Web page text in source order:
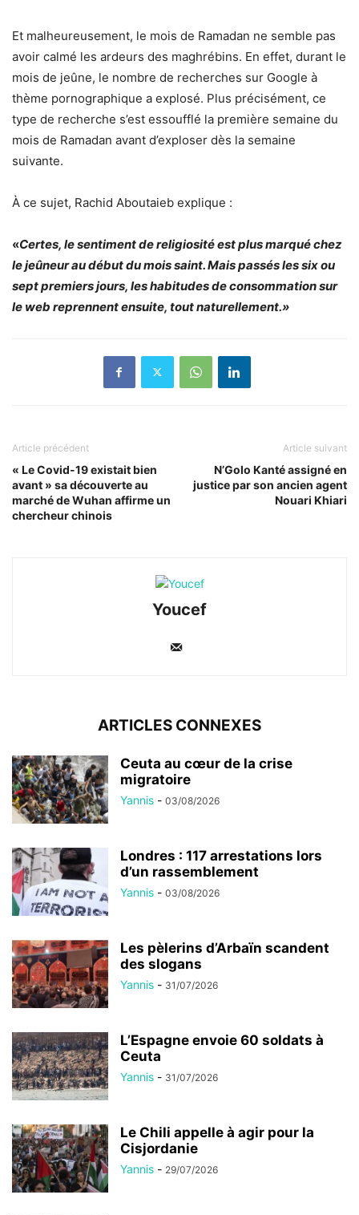
Et malheureusement, le mois de Ramadan ne semble pas
avoir calmé les ardeurs des maghrébins. En effet, durant le
mois de jeûne, le nombre de recherches sur Google à
thème pornographique a explosé. Plus précisément, ce
type de recherche s’est essoufflé la première semaine du
mois de Ramadan avant d’exploser dès la semaine
suivante.
À ce sujet, Rachid Aboutaieb explique :
«Certes, le sentiment de religiosité est plus marqué chez
le jeûneur au début du mois saint. Mais passés les six ou
sept premiers jours, les habitudes de consommation sur
le web reprennent ensuite, tout naturellement.»
Article précédent
« Le Covid-19 existait bien
avant » sa découverte au
marché de Wuhan affirme un
chercheur chinois
Article suivant
N’Golo Kanté assigné en
justice par son ancien agent
Nouari Khiari
Youcef
ARTICLES CONNEXES
Ceuta au cœur de la crise
migratoire
Yannis - 03/08/2026
Londres : 117 arrestations lors
d’un rassemblement
Yannis - 03/08/2026
Les pèlerins d’Arbaïn scandent
des slogans
Yannis - 31/07/2026
L’Espagne envoie 60 soldats à
Ceuta
Yannis - 31/07/2026
Le Chili appelle à agir pour la
Cisjordanie
Yannis - 29/07/2026